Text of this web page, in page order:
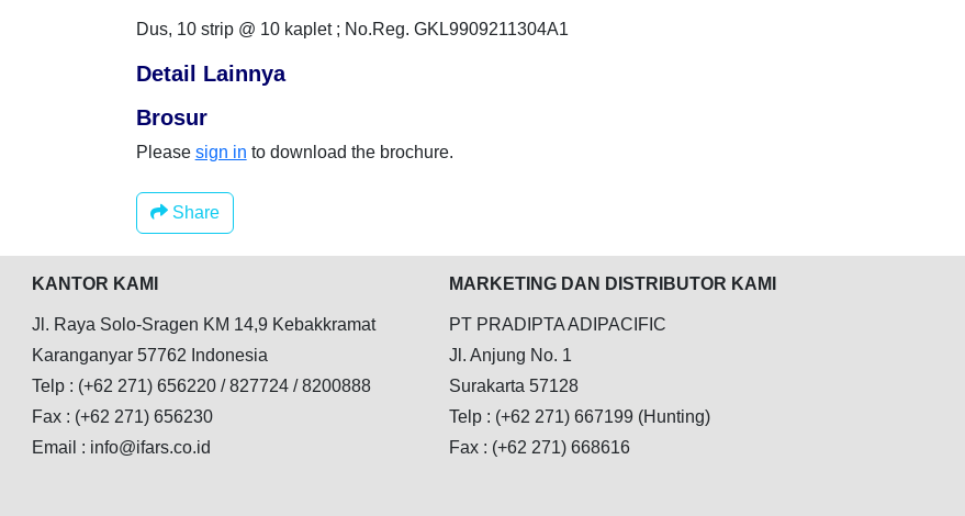
Dus, 10 strip @ 10 kaplet ; No.Reg. GKL9909211304A1
Detail Lainnya
Brosur
Please sign in to download the brochure.
Share
KANTOR KAMI
Jl. Raya Solo-Sragen KM 14,9 Kebakkramat
Karanganyar 57762 Indonesia
Telp : (+62 271) 656220 / 827724 / 8200888
Fax : (+62 271) 656230
Email : info@ifars.co.id
MARKETING DAN DISTRIBUTOR KAMI
PT PRADIPTA ADIPACIFIC
Jl. Anjung No. 1
Surakarta 57128
Telp : (+62 271) 667199 (Hunting)
Fax : (+62 271) 668616